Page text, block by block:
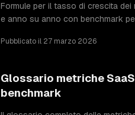
Formule per il tasso di crescita
e anno su anno con benchmark
Pubblicato il 27 marzo 2026
Glossario metriche
benchmark